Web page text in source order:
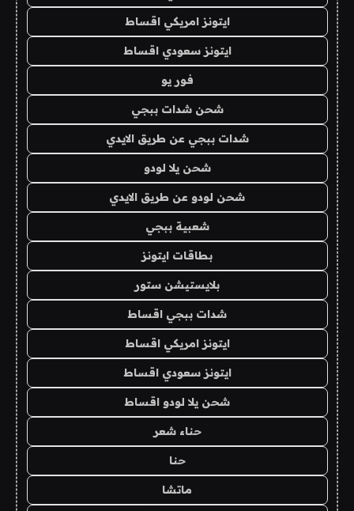
ايتونز امريكي اقساط
ايتونز سعودي اقساط
فور يو
شحن شدات ببجي
شدات ببجي عن طريق الايدي
شحن يلا لودو
شحن لودو عن طريق الايدي
شعبية ببجي
بطاقات ايتونز
بلايستيشن ستور
شدات ببجي اقساط
ايتونز امريكي اقساط
ايتونز سعودي اقساط
شحن يلا لودو اقساط
حناء شعر
حنا
ماتشا